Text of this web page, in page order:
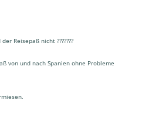
Reisepaß nicht ???????
von und nach Spanien ohne Probleme